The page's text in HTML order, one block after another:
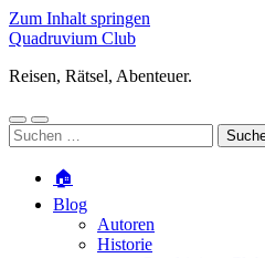
Zum Inhalt springen
Quadruvium Club
Reisen, Rätsel, Abenteuer.
Mobile-
Menü
Suchfeld
ein-/ausblenden
Suchen
nach:
🏠
Blog
Autoren
Historie